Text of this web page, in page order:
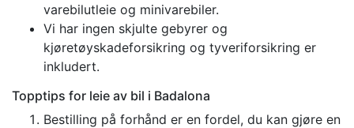
varebilutleie og minivarebiler.
Vi har ingen skjulte gebyrer og
kjøretøyskadeforsikring og tyveriforsikring er
inkludert.
Topptips for leie av bil i Badalona
Bestilling på forhånd er en fordel, du kan gjøre en